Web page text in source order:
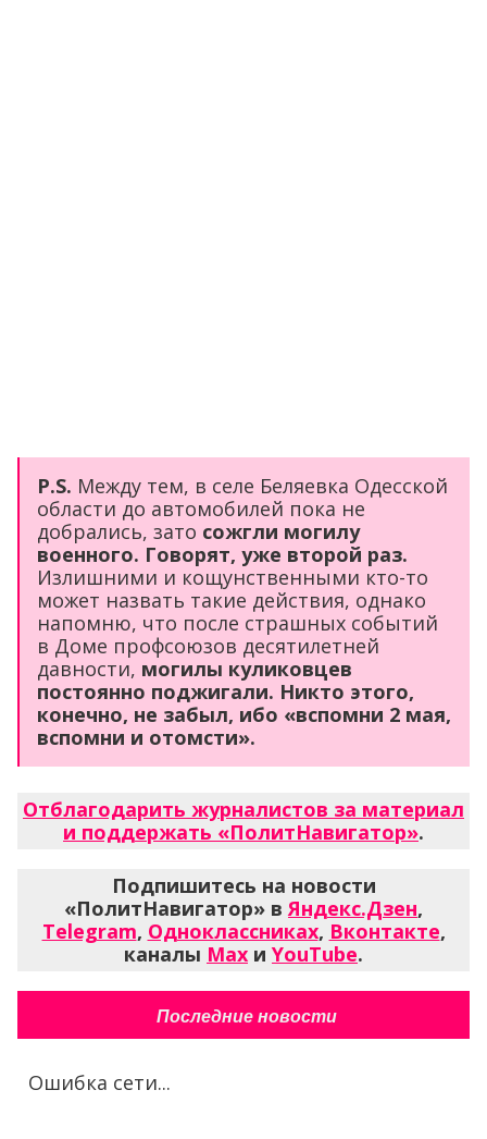
P.S. Между тем, в селе Беляевка Одесской
области до автомобилей пока не
добрались, зато сожгли могилу
военного. Говорят, уже второй раз.
Излишними и кощунственными кто-то
может назвать такие действия, однако
напомню, что после страшных событий
в Доме профсоюзов десятилетней
давности, могилы куликовцев
постоянно поджигали. Никто этого,
конечно, не забыл, ибо «вспомни 2 мая,
вспомни и отомсти».
Отблагодарить журналистов за материал
и поддержать «ПолитНавигатор».
Подпишитесь на новости
«ПолитНавигатор» в Яндекс.Дзен,
Telegram, Одноклассниках, Вконтакте,
каналы Max и YouTube.
Последние новости
Ошибка сети...